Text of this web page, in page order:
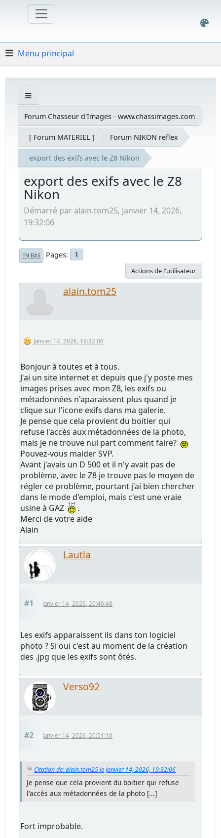
Menu principal
Forum Chasseur d'Images - www.chassimages.com
[ Forum MATERIEL ] Forum NIKON reflex
export des exifs avec le Z8 Nikon
export des exifs avec le Z8
Nikon
Démarré par alain.tom25, Janvier 14, 2026,
19:32:06
EN BAS Pages 1
Actions de l'utilisateur
alain.tom25
Janvier 14, 2026, 19:32:06
Bonjour à toutes et à tous.
J'ai un site internet et depuis que j'y poste mes
images prises avec mon Z8, les exifs ou
métadonnées n'aparaissent plus quand je
clique sur l'icone exifs dans ma galerie.
Je pense que cela provient du boitier qui
refuse l'accès aux métadonnées de la photo,
mais je ne trouve nul part comment faire?
Pouvez-vous maider SVP.
Avant j'avais un D 500 et il n'y avait pas de
problème, avec le Z8 je trouve pas le moyen de
régler ce problème, pourtant j'ai bien chercher
dans le mode d'emploi, mais c'est une vraie
usine à GAZ
.
Merci de votre aide
Alain
Lautla
#1 Janvier 14, 2026, 20:40:48
Les exifs apparaissent ils dans ton logiciel
photo ? Si oui c'est au moment de la création
des .jpg que les exifs sont ôtés.
Verso92
#2 Janvier 14, 2026, 20:51:10
Citation de: alain.tom25 le Janvier 14, 2026, 19:32:06
Je pense que cela provient du boitier qui refuse
l'accès aux métadonnées de la photo [...]
Fort improbable.